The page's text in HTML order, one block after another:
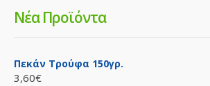
Νέα Προϊόντα
Πεκάν Τρούφα 150γρ.
3,60€